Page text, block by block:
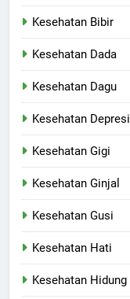
Kesehatan Bibir
Kesehatan Dada
Kesehatan Dagu
Kesehatan Depresi
Kesehatan Gigi
Kesehatan Ginjal
Kesehatan Gusi
Kesehatan Hati
Kesehatan Hidung